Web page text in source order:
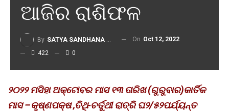
ଆଜିର ରାଶିଫଳ
By SATYA SANDHANA DESK On Oct 12, 2022
422
0
୨୦୨୨ ମସିହା ଅକ୍ଟୋବର ମାସ ୧୩ ତାରିଖ (ଗୁରୁବାର)କାର୍ତିକ
ମାସ –କୃଷ୍ଣପକ୍ଷ ,ତିଥି-ଚର୍ତୁଥୀ ରାତ୍ରି ଘ୨/୫୨ପର୍ଯ୍ୟନ୍ତ